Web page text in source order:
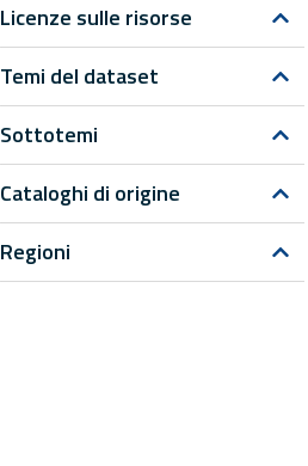
Licenze sulle risorse
Temi del dataset
Sottotemi
Cataloghi di origine
Regioni